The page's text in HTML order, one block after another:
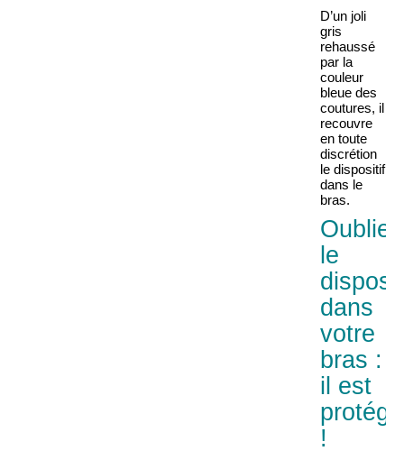
D’un joli
gris
rehaussé
par la
couleur
bleue des
coutures, il
recouvre
en toute
discrétion
le dispositif
dans le
bras.
Oubliez
le
dans
votre
bras :
il est
protégé
!